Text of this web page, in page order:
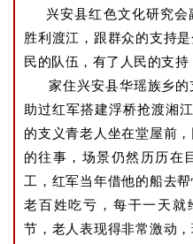
兴安县红色文化研究会
胜利渡江，跟群众的支持
民的队伍，有了人民的支持
家住兴安县华瑶族乡
助过红军搭建浮桥抢渡湘
的支义青老人坐在堂屋前
的往事，场景仍然历历在
工，红军当年借他的船去
老百姓吃亏，每干一天就
节，老人表现得非常激动